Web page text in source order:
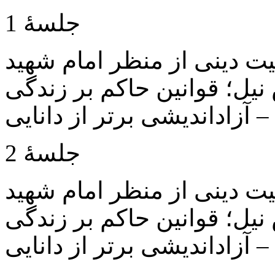
جلسۀ 1
دینی از منظر امام شهید
قوانین حاکم بر زندگی
– آزاداندیشی برتر از دانایی
جلسۀ 2
دینی از منظر امام شهید
قوانین حاکم بر زندگی
– آزاداندیشی برتر از دانایی